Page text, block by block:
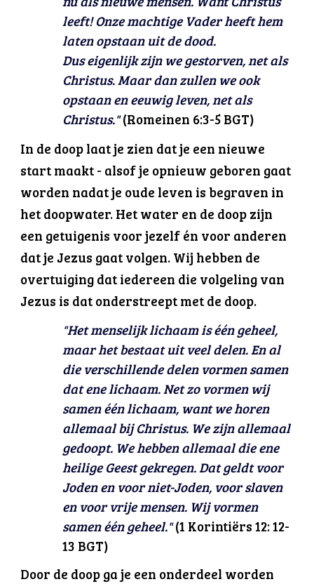
leeft! Onze machtige Vader heeft hem
laten opstaan uit de dood.
Dus eigenlijk zijn we gestorven, net als
Christus. Maar dan zullen we ook
opstaan en eeuwig leven, net als
Christus."(Romeinen 6:3-5 BGT)
In de doop laat je zien dat je een nieuwe
start maakt - alsof je opnieuw geboren gaat
worden nadat je oude leven is begraven in
het doopwater. Het water en de doop zijn
een getuigenis voor jezelf én voor anderen
dat je Jezus gaat volgen. Wij hebben de
overtuiging dat iedereen die volgeling van
Jezus is dat onderstreept met de doop.
"Het menselijk lichaam is één geheel,
maar het bestaat uit veel delen. En al
die verschillende delen vormen samen
dat ene lichaam. Net zo vormen wij
samen één lichaam, want we horen
allemaal bij Christus. We zijn allemaal
gedoopt. We hebben allemaal die ene
heilige Geest gekregen. Dat geldt voor
Joden en voor niet-Joden, voor slaven
en voor vrije mensen. Wij vormen
samen één geheel."(1 Korintiërs 12: 12-
13 BGT)
Door de doop ga je een onderdeel worden